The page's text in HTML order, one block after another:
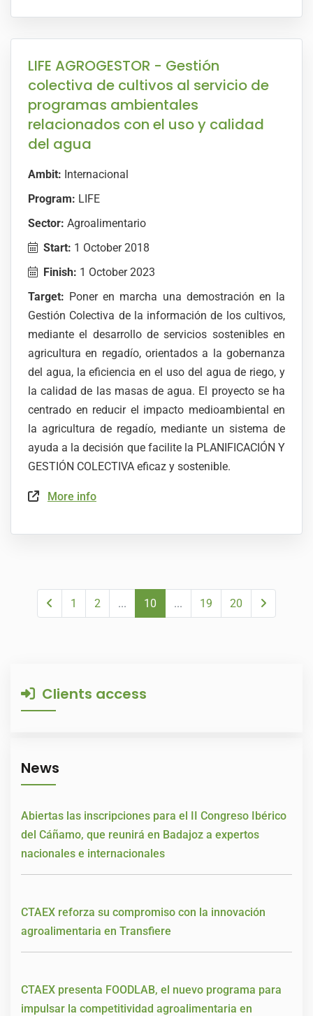
LIFE AGROGESTOR - Gestión
colectiva de cultivos al servicio de
programas ambientales
relacionados con el uso y calidad
del agua
Ambit: Internacional
Program: LIFE
Sector: Agroalimentario
Start: 1 October 2018
Finish: 1 October 2023
Target: Poner en marcha una demostración en la
Gestión Colectiva de la información de los cultivos,
mediante el desarrollo de servicios sostenibles en
agricultura en regadío, orientados a la gobernanza
del agua, la eficiencia en el uso del agua de riego, y
la calidad de las masas de agua. El proyecto se ha
centrado en reducir el impacto medioambiental en
la agricultura de regadío, mediante un sistema de
ayuda a la decisión que facilite la PLANIFICACIÓN Y
GESTIÓN COLECTIVA eficaz y sostenible.
More info
1 2 ... 10 ... 19 20
Clients access
News
Abiertas las inscripciones para el II Congreso Ibérico
del Cáñamo, que reunirá en Badajoz a expertos
nacionales e internacionales
CTAEX reforza su compromiso con la innovación
agroalimentaria en Transfiere
CTAEX presenta FOODLAB, el nuevo programa para
impulsar la competitividad agroalimentaria en